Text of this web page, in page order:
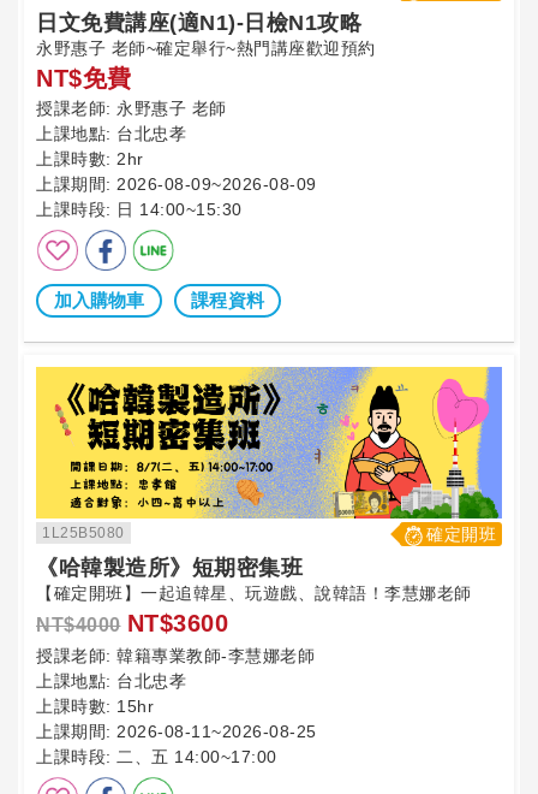
日文免費講座(適N1)-日檢N1攻略
永野惠子 老師~確定舉行~熱門講座歡迎預約
NT$免費
授課老師: 永野惠子 老師
上課地點: 台北忠孝
上課時數: 2hr
上課期間: 2026-08-09~2026-08-09
上課時段: 日 14:00~15:30
加入購物車 課程資料
1L25B5080 確定開班
《哈韓製造所》短期密集班
【確定開班】一起追韓星、玩遊戲、說韓語！李慧娜老師
NT$4000 NT$3600
授課老師: 韓籍專業教師-李慧娜老師
上課地點: 台北忠孝
上課時數: 15hr
上課期間: 2026-08-11~2026-08-25
上課時段: 二、五 14:00~17:00